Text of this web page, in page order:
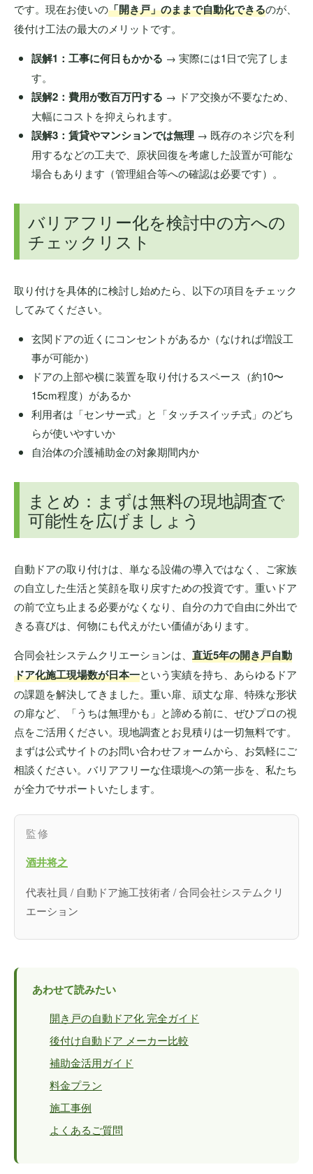
です。現在お使いの「開き戸」のままで自動化できるのが、
後付け工法の最大のメリットです。
誤解1：工事に何日もかかる → 実際には1日で完了しま
す。
誤解2：費用が数百万円する → ドア交換が不要なため、
大幅にコストを抑えられます。
誤解3：賃貸やマンションでは無理 → 既存のネジ穴を利
用するなどの工夫で、原状回復を考慮した設置が可能な
場合もあります（管理組合等への確認は必要です）。
バリアフリー化を検討中の方への
チェックリスト
取り付けを具体的に検討し始めたら、以下の項目をチェック
してみてください。
玄関ドアの近くにコンセントがあるか（なければ増設工
事が可能か）
ドアの上部や横に装置を取り付けるスペース（約10〜
15cm程度）があるか
利用者は「センサー式」と「タッチスイッチ式」のどち
らが使いやすいか
自治体の介護補助金の対象期間内か
まとめ：まずは無料の現地調査で
可能性を広げましょう
自動ドアの取り付けは、単なる設備の導入ではなく、ご家族
の自立した生活と笑顔を取り戻すための投資です。重いドア
の前で立ち止まる必要がなくなり、自分の力で自由に外出で
きる喜びは、何物にも代えがたい価値があります。
合同会社システムクリエーションは、 直近5年の開き戸自動
ドア化施工現場数が日本一という実績を持ち、あらゆるドア
の課題を解決してきました。重い扉、頑丈な扉、特殊な形状
の扉など、「うちは無理かも」と諦める前に、ぜひプロの視
点をご活用ください。現地調査とお見積りは一切無料です。
まずは公式サイトのお問い合わせフォームから、お気軽にご
相談ください。バリアフリーな住環境への第一歩を、私たち
が全力でサポートいたします。
監修
酒井将之
代表社員 / 自動ドア施工技術者 / 合同会社システムクリ
エーション
あわせて読みたい
開き戸の自動ドア化 完全ガイド
後付け自動ドア メーカー比較
補助金活用ガイド
料金プラン
施工事例
よくあるご質問